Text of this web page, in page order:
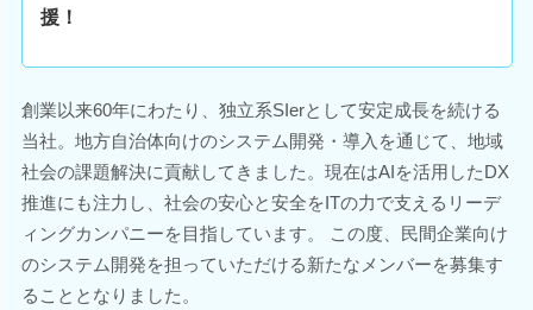
援！
創業以来60年にわたり、独立系SIerとして安定成長を続ける
当社。地方自治体向けのシステム開発・導入を通じて、地域
社会の課題解決に貢献してきました。現在はAIを活用したDX
推進にも注力し、社会の安心と安全をITの力で支えるリーデ
ィングカンパニーを目指しています。 この度、民間企業向け
のシステム開発を担っていただける新たなメンバーを募集す
ることとなりました。